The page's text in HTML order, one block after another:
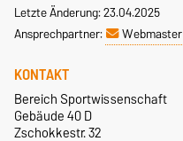
Letzte Änderung: 23.04.2025
Ansprechpartner:
Webmaster
KONTAKT
Bereich Sportwissenschaft
Gebäude 40 D
Zschokkestr. 32